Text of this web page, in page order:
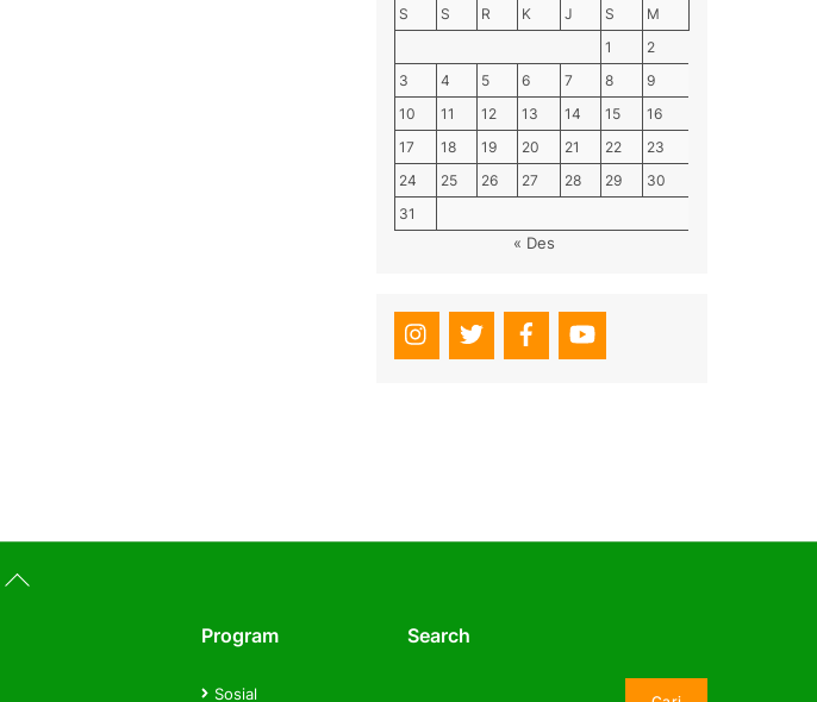
S
S R K J S
M
1
2
3
4 5 6 7 8
9
10
11 12 13 14 15
16
17
18 19 20 21 22
23
24
25 26 27 28 29
30
31
« Des
Back
To
Program
Sosial
Search